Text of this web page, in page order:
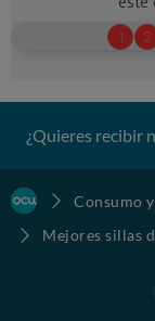
¿Quieres recibir
Consumo
Mejores sillas